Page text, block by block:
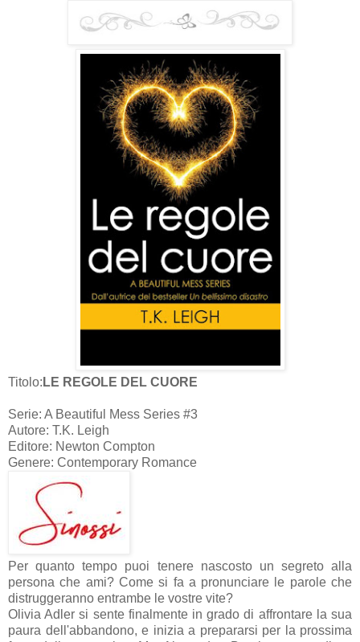
Titolo: LE REGOLE DEL CUORE
Serie: A Beautiful Mess Series #3
Autore: T.K. Leigh
Editore: Newton Compton
Genere: Contemporary Romance
Per quanto tempo puoi tenere nascosto un segreto alla
persona che ami? Come si fa a pronunciare le parole che
distruggeranno entrambe le vostre vite?
Olivia Adler si sente finalmente in grado di affrontare la sua
paura dell'abbandono, e inizia a prepararsi per la prossima